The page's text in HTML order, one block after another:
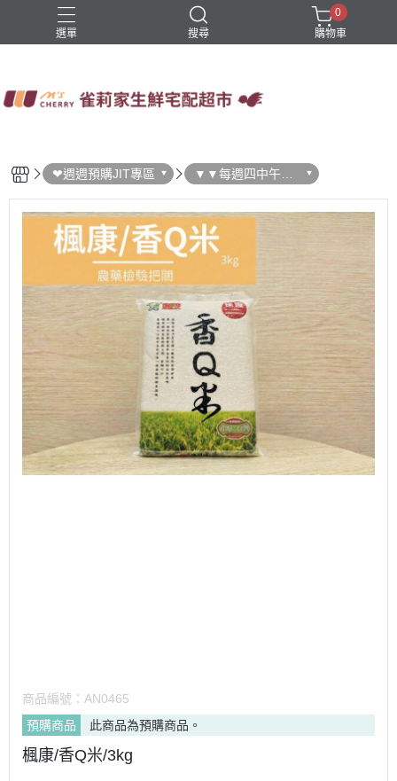
選單 搜尋
0
購物車
❤週週預購JIT專區
▼▼每週四中午結
單 ▼▼
商品編號： AN0465
預購商品
此商品為預購商品。
楓康/香Q米/3kg